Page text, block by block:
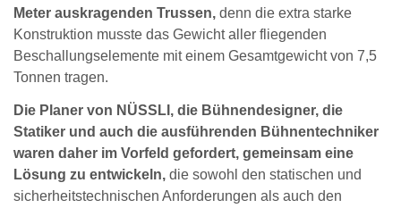
Meter auskragenden Trussen, denn die extra starke
Konstruktion musste das Gewicht aller fliegenden
Beschallungselemente mit einem Gesamtgewicht von 7,5
Tonnen tragen.
Die Planer von NÜSSLI, die Bühnendesigner, die
Statiker und auch die ausführenden Bühnentechniker
waren daher im Vorfeld gefordert, gemeinsam eine
Lösung zu entwickeln, die sowohl den statischen und
sicherheitstechnischen Anforderungen als auch den